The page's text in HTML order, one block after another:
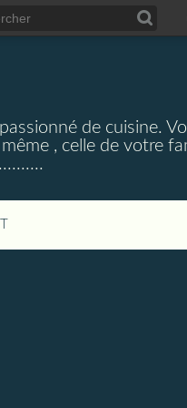
de cuisine.
, celle de votre